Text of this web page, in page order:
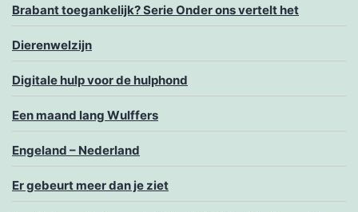
Brabant toegankelijk? Serie Onder ons vertelt het
Dierenwelzijn
Digitale hulp voor de hulphond
Een maand lang Wulffers
Engeland – Nederland
Er gebeurt meer dan je ziet